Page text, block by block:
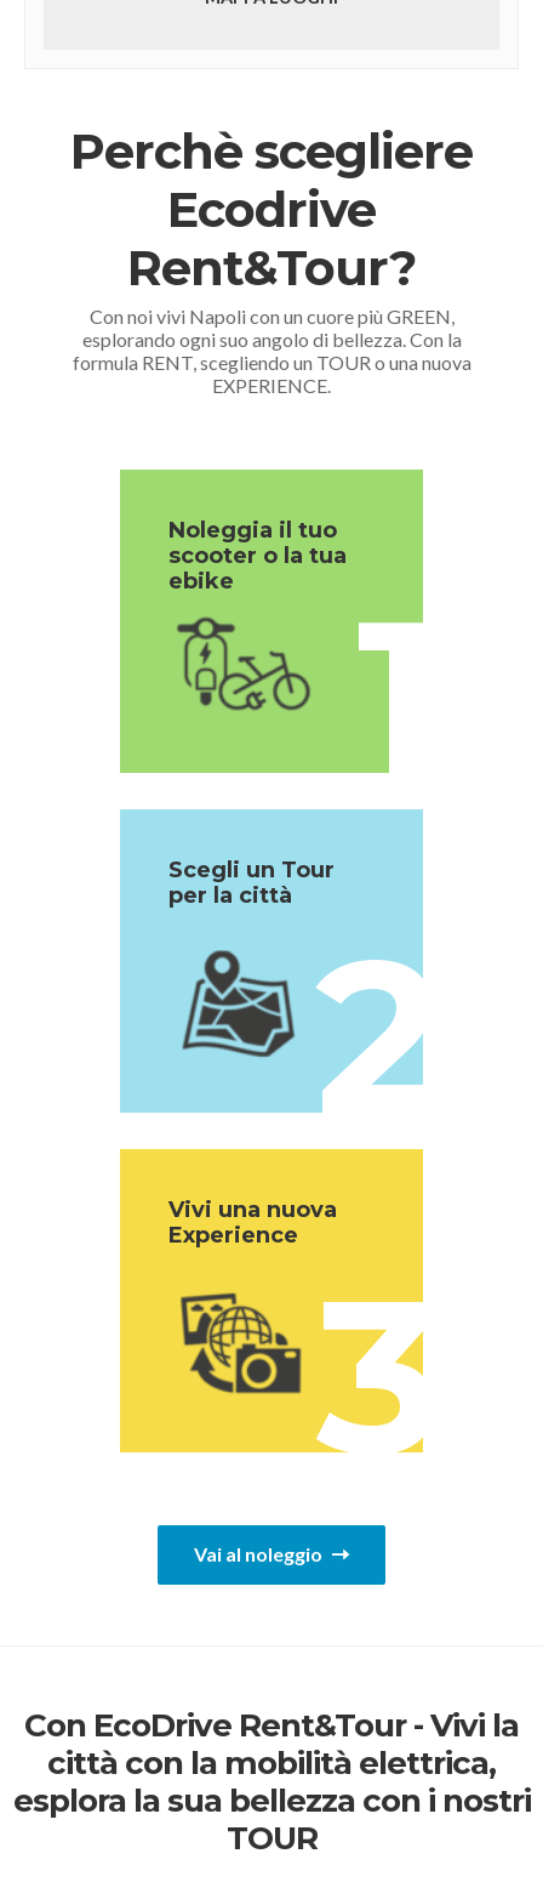
Perchè scegliere
Ecodrive
Rent&Tour?
Con noi vivi Napoli con un cuore più GREEN,
esplorando ogni suo angolo di bellezza. Con la
formula RENT, scegliendo un TOUR o una nuova
EXPERIENCE.
1
Noleggia il tuo
scooter o la tua
ebike
2
Scegli un Tour
per la città
3
Vivi una nuova
Experience
Vai al noleggio
Con EcoDrive Rent&Tour - Vivi la
città con la mobilità elettrica,
esplora la sua bellezza con i nostri
TOUR